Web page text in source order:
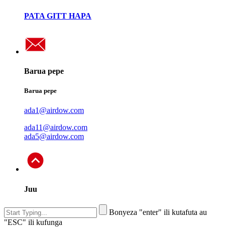
PATA GITT HAPA
Barua pepe
Barua pepe
ada1@airdow.com
ada11@airdow.com
ada5@airdow.com
Juu
Bonyeza "enter" ili kutafuta au
"ESC" ili kufunga